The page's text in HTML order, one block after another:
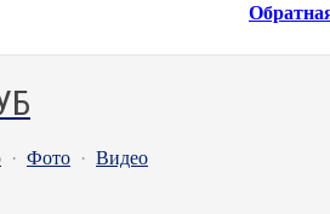
· Фото · Видео